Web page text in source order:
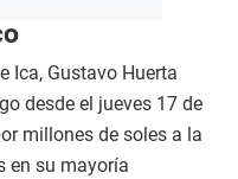
Ica, Gustavo Huerta
desde el jueves 17 de
millones de soles a la
en su mayoría